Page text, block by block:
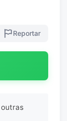
Reportar
outras